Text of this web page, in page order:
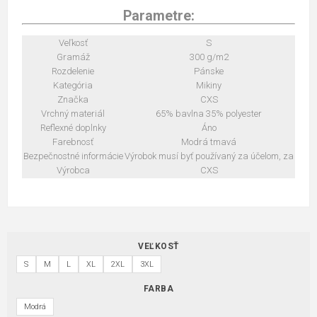
Parametre:
Veľkosť
S
Gramáž
300 g/m2
Rozdelenie
Pánske
Kategória
Mikiny
Značka
CXS
Vrchný materiál
65% bavlna 35% polyester
Reflexné doplnky
Áno
Farebnosť
Modrá tmavá
Bezpečnostné informácieVýrobok musí byť používaný za účelom, za
Výrobca
CXS
VEĽKOSŤ
S M L XL 2XL 3XL
FARBA
Modrá